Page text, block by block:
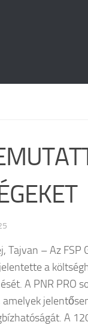
Tajvan – Az FSP
a
A PNR PRO
A